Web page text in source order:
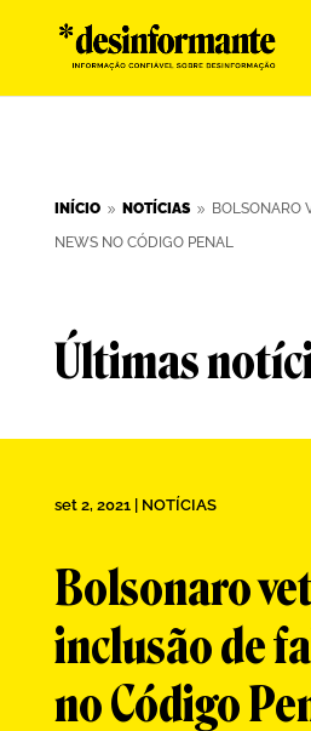
INÍCIO 9 NOTÍCIAS 9
BOLSONARO
NEWS NO CÓDIGO PENAL
Últimas
set 2, 2021| NOTÍCIAS
Bolsonaro
inclusão de
no Código